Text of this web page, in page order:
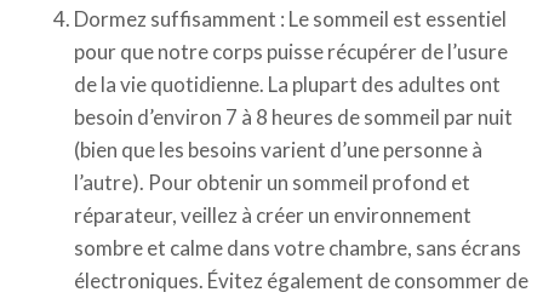
Dormez suffisamment : Le sommeil est essentiel
pour que notre corps puisse récupérer de l’usure
de la vie quotidienne. La plupart des adultes ont
besoin d’environ 7 à 8 heures de sommeil par nuit
(bien que les besoins varient d’une personne à
l’autre). Pour obtenir un sommeil profond et
réparateur, veillez à créer un environnement
sombre et calme dans votre chambre, sans écrans
électroniques. Évitez également de consommer de